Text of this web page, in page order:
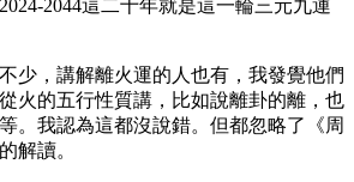
2044這二十年就是這一輪三元九運
少，講解離火運的人也有，我發覺他們
火的五行性質講，比如說離卦的離，也
。我認為這都沒說錯。但都忽略了《周
解讀。